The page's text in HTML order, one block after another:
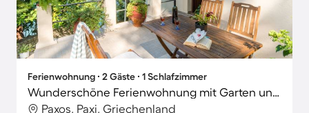
Ferienwohnung ∙ 2 Gäste ∙ 1 Schlafzimmer
Wunderschöne Ferienwohnung mit Garten und Terrasse | Wasserblick
Paxos, Paxi, Griechenland